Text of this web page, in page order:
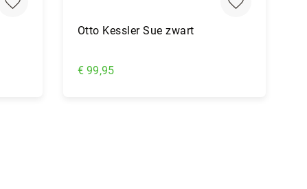
Otto Kessler Sue zwart
€ 99,95